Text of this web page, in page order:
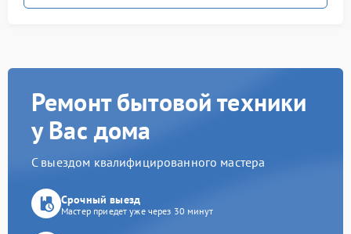
Ремонт бытовой техники
у Вас дома
С выездом квалифицированного мастера
Срочный выезд
Мастер приедет уже через 30 минут